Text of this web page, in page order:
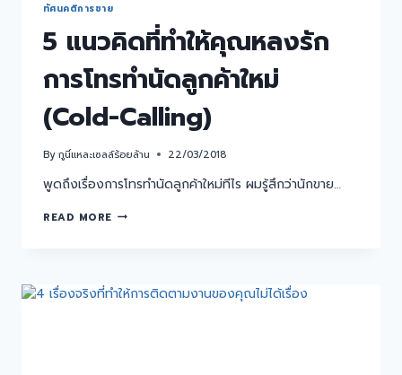
ทัศนคติการขาย
5 แนวคิดที่ทำให้คุณหลงรัก
การโทรทำนัดลูกค้าใหม่
(Cold-Calling)
Byกูนี่แหละเซลล์ร้อยล้าน 22/03/2018
พูดถึงเรื่องการโทรทำนัดลูกค้าใหม่ทีไร ผมรู้สึกว่านักขาย…
READ MORE